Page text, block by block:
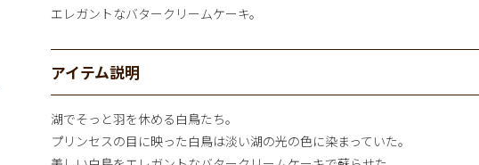
エレガントなバタークリームケーキ。
アイテム説明
湖でそっと羽を休める白鳥たち。
プリンセスの目に映った白鳥は淡い湖の光の色に染まっていた。